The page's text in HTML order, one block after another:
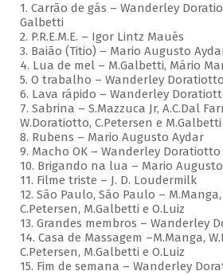
1. Carrão de gás – Wanderley
Galbetti
2. P.R.E.M.E. – Igor Lintz Maués
3. Baião (Titio) – Mario Augusto
4. Lua de mel – M.Galbetti, Mário
5. O trabalho – Wanderley Doratiotto
6. Lava rápido – Wanderley
7. Sabrina – S.Mazzuca Jr, A.C.Dal
W.Doratiotto, C.Petersen e M.Galbetti
8. Rubens – Mario Augusto Aydar
9. Macho OK – Wanderley Doratiotto
10. Brigando na lua – Mario
11. Filme triste – J. D. Loudermilk
12. São Paulo, São Paulo –
C.Petersen, M.Galbetti e O.Luiz
13. Grandes membros – Wanderley
14. Casa de Massagem –M.Manga,
C.Petersen, M.Galbetti e O.Luiz
15. Fim de semana – Wanderley